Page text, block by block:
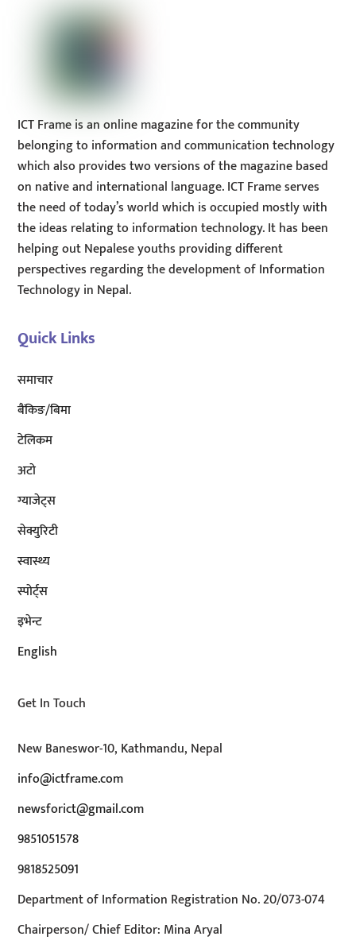
ICT Frame is an online magazine for the community
belonging to information and communication technology
which also provides two versions of the magazine based
on native and international language. ICT Frame serves
the need of today’s world which is occupied mostly with
the ideas relating to information technology. It has been
helping out Nepalese youths providing different
perspectives regarding the development of Information
Technology in Nepal.
Quick Links
समाचार
बैंकिङ/बिमा
टेलिकम
अटाे
ग्याजेट्स
सेक्युरिटी
स्वास्थ्य
स्पोर्ट्स
इभेन्ट
English
Get In Touch
New Baneswor-10, Kathmandu, Nepal
info@ictframe.com
newsforict@gmail.com
9851051578
9818525091
Department of Information Registration No. 20/073-074
Chairperson/ Chief Editor: Mina Aryal